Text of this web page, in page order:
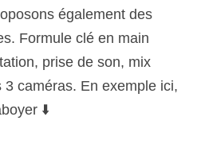
également des
Formule clé en main
prise de son, mix
caméras. En exemple ici,
⬇️